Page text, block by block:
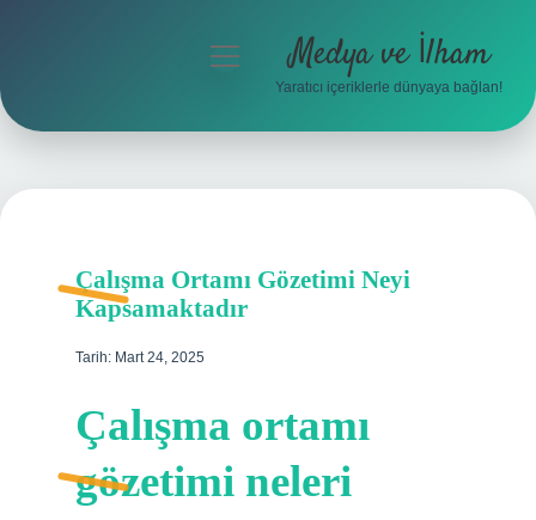
Hakkımızda
menüyü
Medya ve İlham
Yaratıcı içeriklerle dünyaya bağlan!
Çalışma Ortamı Gözetimi Neyi
Kapsamaktadır
Tarih: Mart 24, 2025
Çalışma ortamı
gözetimi neleri